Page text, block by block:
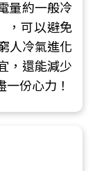
量約一般冷
，可以避免
人冷氣進化
，還能減少
份心力！